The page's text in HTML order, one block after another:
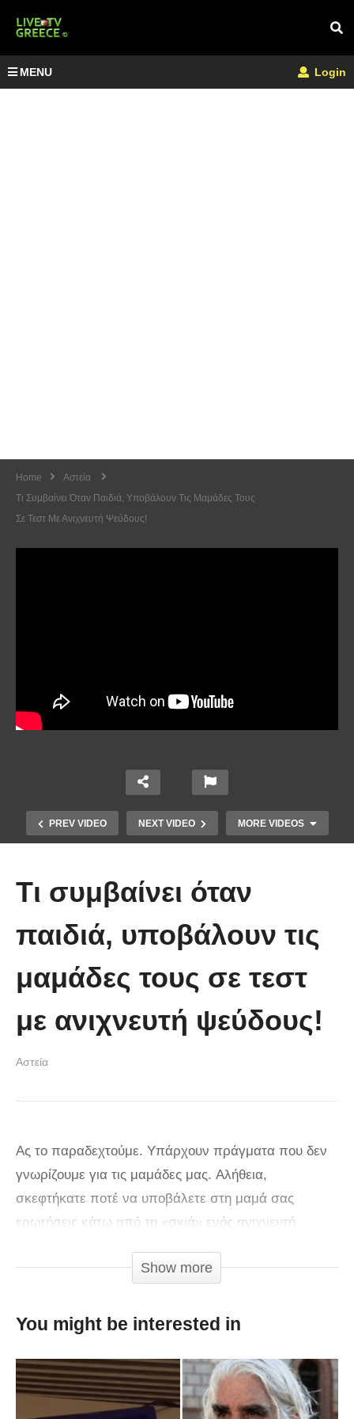
MENU Login
Home
Αστεία
Tι Συμβαίνει Όταν Παιδιά, Υποβάλουν Τις Μαμάδες Τους
Σε Τεστ Με Ανιχνευτή Ψεύδους!
PREV VIDEO NEXT VIDEO MORE VIDEOS
Απολαυστικοί Μέριλ Στριπ και Τομ
άλλον
Tι συμβαίνει όταν
παιδιά, υποβάλουν τις
μαμάδες τους σε τεστ
με ανιχνευτή ψεύδους!
Αστεία
Ας το παραδεχτούμε. Υπάρχουν πράγματα που δεν
γνωρίζουμε για τις μαμάδες μας. Αλήθεια,
σκεφτήκατε ποτέ να υποβάλετε στη μαμά σας
ερωτήσεις κάτω από τη «σκιά» ενός ανιχνευτή
στη μητέρα τους πολύ προσωπικές ερωτήσεις, που
δεν θα έπαιρναν την αλήθεια ως απάντηση!
«Μαμά πότε έκανες έρωτα για πρώτη φορά;»,
«Έκανες ποτέ ναρκωτικά;», «Έστειλες ποτέ γυμνές
Show more
You might be interested in